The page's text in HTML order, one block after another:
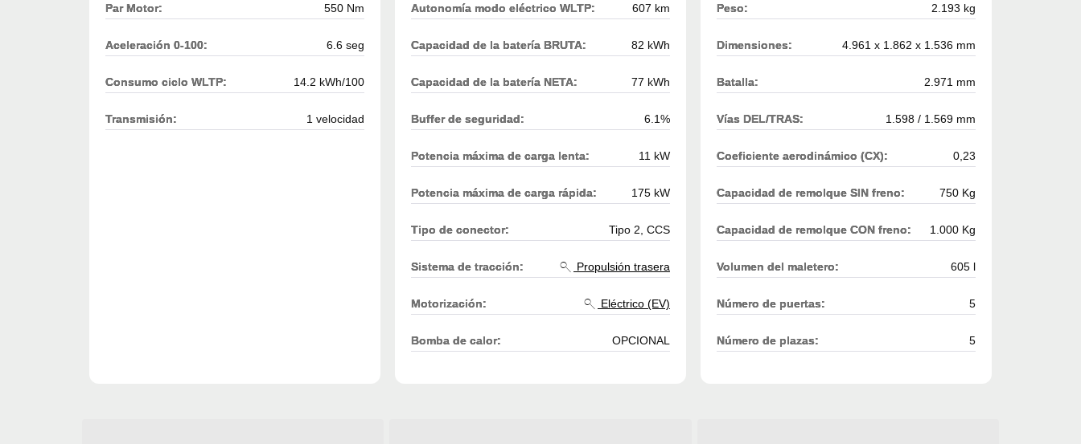
Par Motor: 550 Nm
Aceleración 0-100: 6.6 seg
Consumo ciclo WLTP: 14.2 kWh/100
Transmisión: 1 velocidad
Autonomía modo eléctrico WLTP: 607 km
Capacidad de la batería BRUTA: 82 kWh
Capacidad de la batería NETA: 77 kWh
Buffer de seguridad: 6.1%
Potencia máxima de carga lenta: 11 kW
Potencia máxima de carga rápida: 175 kW
Tipo de conector: Tipo 2, CCS
Sistema de tracción: Propulsión trasera
Motorización: Eléctrico (EV)
Bomba de calor: OPCIONAL
Peso: 2.193 kg
Dimensiones: 4.961 x 1.862 x 1.536 mm
Batalla: 2.971 mm
Vías DEL/TRAS: 1.598 / 1.569 mm
Coeficiente aerodinámico (CX): 0,23
Capacidad de remolque SIN freno: 750 Kg
Capacidad de remolque CON freno: 1.000 Kg
Volumen del maletero: 605 l
Número de puertas: 5
Número de plazas: 5